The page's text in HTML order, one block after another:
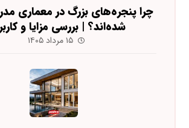
چرا پنجره‌های بزرگ در معماری
شده‌اند؟ | بررسی مزایا و
۱۵ مرداد ۱۴۰۵